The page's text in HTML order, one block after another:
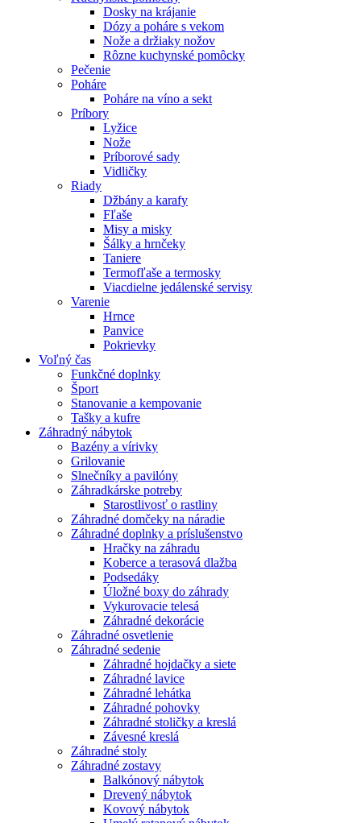
Dosky na krájanie
Dózy a poháre s vekom
Nože a držiaky nožov
Rôzne kuchynské pomôcky
Pečenie
Poháre
Poháre na víno a sekt
Príbory
Lyžice
Nože
Príborové sady
Vidličky
Riady
Džbány a karafy
Fľaše
Misy a misky
Šálky a hrnčeky
Taniere
Termofľaše a termosky
Viacdielne jedálenské servisy
Varenie
Hrnce
Panvice
Pokrievky
Voľný čas
Funkčné doplnky
Šport
Stanovanie a kempovanie
Tašky a kufre
Záhradný nábytok
Bazény a vírivky
Grilovanie
Slnečníky a pavilóny
Záhradkárske potreby
Starostlivosť o rastliny
Záhradné domčeky na náradie
Záhradné doplnky a príslušenstvo
Hračky na záhradu
Koberce a terasová dlažba
Podsedáky
Úložné boxy do záhrady
Vykurovacie telesá
Záhradné dekorácie
Záhradné osvetlenie
Záhradné sedenie
Záhradné hojdačky a siete
Záhradné lavice
Záhradné lehátka
Záhradné pohovky
Záhradné stoličky a kreslá
Závesné kreslá
Záhradné stoly
Záhradné zostavy
Balkónový nábytok
Drevený nábytok
Kovový nábytok